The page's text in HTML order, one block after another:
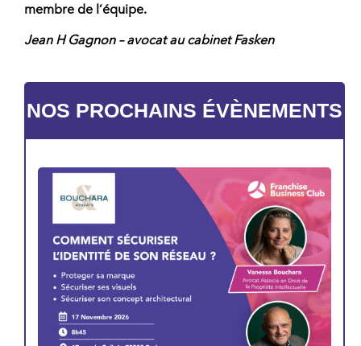
membre de l’équipe.
Jean H Gagnon – avocat au cabinet Fasken
NOS PROCHAINS ÉVÈNEMENTS